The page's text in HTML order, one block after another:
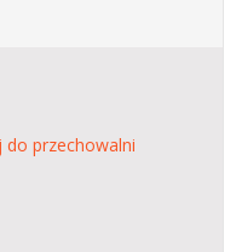
do przechowalni